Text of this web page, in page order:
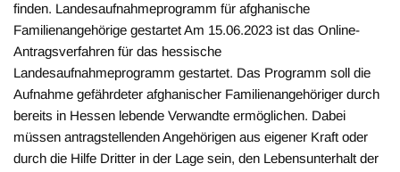
finden. Landesaufnahmeprogramm für afghanische
Familienangehörige gestartet Am 15.06.2023 ist das Online-
Antragsverfahren für das hessische
Landesaufnahmeprogramm gestartet. Das Programm soll die
Aufnahme gefährdeter afghanischer Familienangehöriger durch
bereits in Hessen lebende Verwandte ermöglichen. Dabei
müssen antragstellenden Angehörigen aus eigener Kraft oder
durch die Hilfe Dritter in der Lage sein, den Lebensunterhalt der